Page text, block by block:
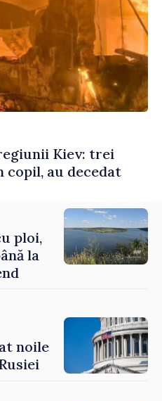
Kiev: trei
copil, au decedat
ploi,
la
noile